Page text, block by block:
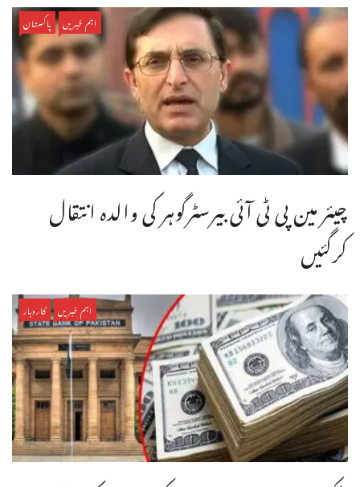
اہم خبریں پاکستان
چیئر مین پی ٹی آئی بیرسٹرگوہر کی والدہ انتقال
کرگئیں
اہم خبریں کاروبار